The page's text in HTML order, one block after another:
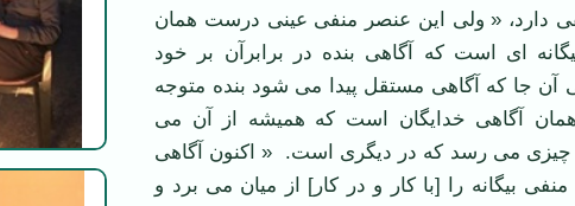
دارد، « ولی این عنصر منفی عینی درست همان
ای است که آگاهی بنده در برابرآن بر خود
آن جا كه آگاهی مستقل پیدا می‌ شود بنده متوجه
آگاهی خدایگان است كه همیشه از آن می
چیزی می ‌رسد كه در دیگری است. « اكنون آگاهی
بیگانه را [با كار و در كار] از میان می‌ برد و